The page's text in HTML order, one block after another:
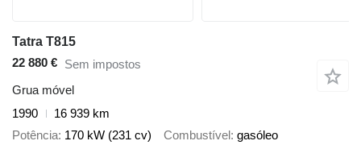
Tatra T815
22 880 € Sem impostos
Grua móvel
1990
16 939 km
Potência 170 kW (231 cv) Combustível gasóleo